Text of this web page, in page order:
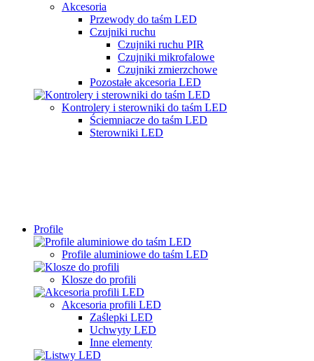
Akcesoria
Przewody do taśm LED
Czujniki ruchu
Czujniki ruchu PIR
Czujniki mikrofalowe
Czujniki zmierzchowe
Pozostałe akcesoria LED
Kontrolery i sterowniki do taśm LED
Ściemniacze do taśm LED
Sterowniki LED
Profile
Profile aluminiowe do taśm LED
Klosze do profili
Akcesoria profili LED
Zaślepki LED
Uchwyty LED
Inne elementy